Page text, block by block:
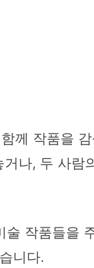
께 작품을
나, 두 사람
작품들을
니다.